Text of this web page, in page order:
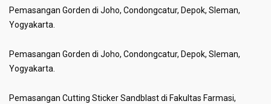
Pemasangan Gorden di Joho, Condongcatur, Depok, Sleman,
Yogyakarta.
Pemasangan Gorden di Joho, Condongcatur, Depok, Sleman,
Yogyakarta.
Pemasangan Cutting Sticker Sandblast di Fakultas Farmasi,